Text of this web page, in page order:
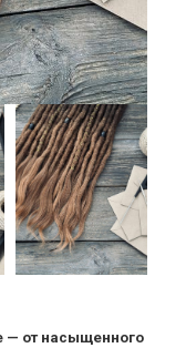
— от насыщенного